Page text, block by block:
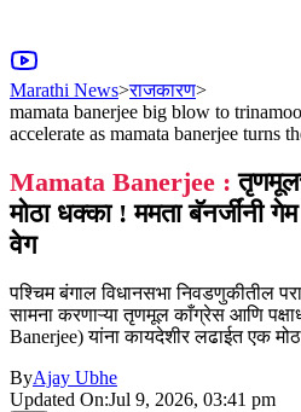
Marathi News>राजकारण>
mamata banerjee big blow to
accelerate as mamata banerjee turns
Mamata Banerjee :
मोठा धक्का ! ममता बॅनर्जींनी
वेग
पश्चिम बंगाल विधानसभा निवडणुकीतील
सामना करणाऱ्या तृणमूल काँग्रेस आणि
Banerjee) यांना कायदेशीर लढाईत एक
ByAjay Ubhe
Updated On:Jul 9, 2026, 03:41 pm